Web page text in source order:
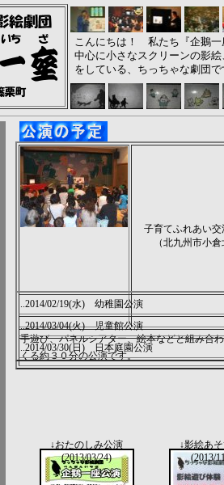
こんにちは！ 私たち『企鵝一
中心に小さなスクリーンの影
をしている、ちっちゃな劇団で
子育てふれあい交
（北九州市小
手遊び、パネルシアター、絵本などと組み合
くる約３０分の公演です。
..2014/02/19(水) 幼稚園公演
..2014/03/04(火) 児童館公演
..2014/03/30(日) 日本庭園公演
↓おたのしみ公演
(2013/03/24)
↓影絵あ
(2013/